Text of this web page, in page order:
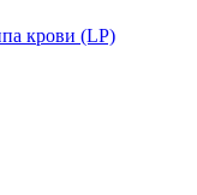
крови (LP)